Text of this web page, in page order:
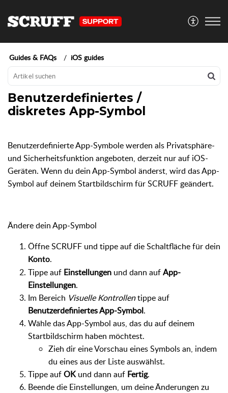
Guides & FAQs iOS guides
Benutzerdefiniertes /
diskretes App-Symbol
Benutzerdefinierte App-Symbole werden als Privatsphäre-
und Sicherheitsfunktion angeboten, derzeit nur auf iOS-
Geräten. Wenn du dein App-Symbol änderst, wird das App-
Symbol auf deinem Startbildschirm für SCRUFF geändert.
Ändere dein App-Symbol
Öffne SCRUFF und tippe auf die Schaltfläche für dein
Konto.
Tippe auf Einstellungen und dann aufApp-
Einstellungen.
Im Bereich Visuelle Kontrollentippe auf
Benutzerdefiniertes App-Symbol.
Wähle das App-Symbol aus, das du auf deinem
Startbildschirm haben möchtest.
Zieh dir eine Vorschau eines Symbols an, indem
du eines aus der Liste auswählst.
Tippe aufOKund dann auf Fertig.
Beende die Einstellungen, um deine Änderungen zu